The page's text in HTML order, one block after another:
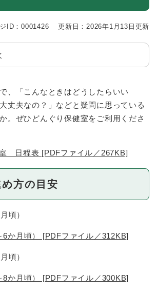
ID：0001426 更新日：2026年1月13日更新
、「こんなときはどうしたらいい
丈夫なの？」などと疑問に思っている
。ぜひどんぐり保健室をご利用くださ
日程表 [PDFファイル／267KB]
方の目安
頃）
6か月頃） [PDFファイル／312KB]
頃）
8か月頃） [PDFファイル／300KB]